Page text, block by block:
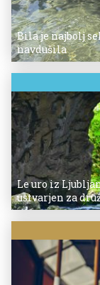
Bila je najbolj
navdušila
Le uro iz
ustvarjen za